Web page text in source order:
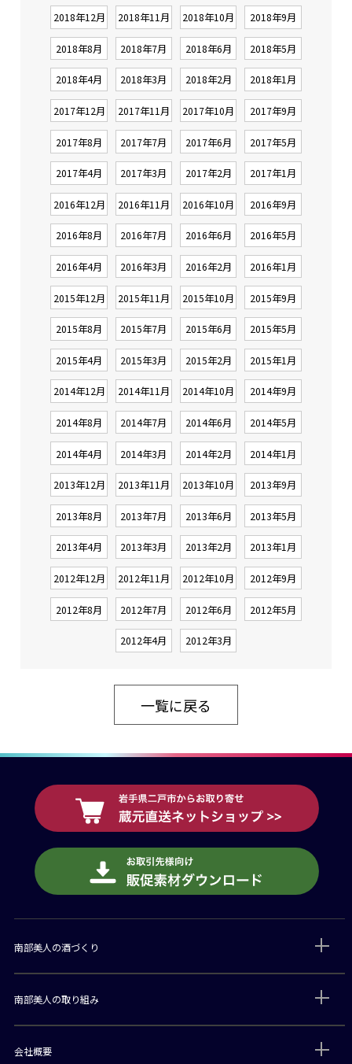
2018年12月 2018年11月 2018年10月 2018年9月
2018年8月 2018年7月 2018年6月 2018年5月
2018年4月 2018年3月 2018年2月 2018年1月
2017年12月 2017年11月 2017年10月 2017年9月
2017年8月 2017年7月 2017年6月 2017年5月
2017年4月 2017年3月 2017年2月 2017年1月
2016年12月 2016年11月 2016年10月 2016年9月
2016年8月 2016年7月 2016年6月 2016年5月
2016年4月 2016年3月 2016年2月 2016年1月
2015年12月 2015年11月 2015年10月 2015年9月
2015年8月 2015年7月 2015年6月 2015年5月
2015年4月 2015年3月 2015年2月 2015年1月
2014年12月 2014年11月 2014年10月 2014年9月
2014年8月 2014年7月 2014年6月 2014年5月
2014年4月 2014年3月 2014年2月 2014年1月
2013年12月 2013年11月 2013年10月 2013年9月
2013年8月 2013年7月 2013年6月 2013年5月
2013年4月 2013年3月 2013年2月 2013年1月
2012年12月 2012年11月 2012年10月 2012年9月
2012年8月 2012年7月 2012年6月 2012年5月
2012年4月 2012年3月
一覧に戻る
南部美人の酒づくり
南部美人の取り組み
会社概要